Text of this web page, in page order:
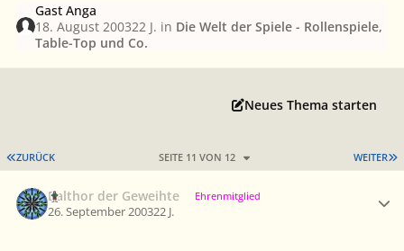
Gast Anga
18. August 200322 J. in Die Welt der Spiele - Rollenspiele,
Table-Top und Co.
Neues Thema starten
ERSTE SEITE
ZURÜCK WEITER
SEITE 11 VON 12
Balthor der Geweihte Ehrenmitglied
26. September 200322 J.